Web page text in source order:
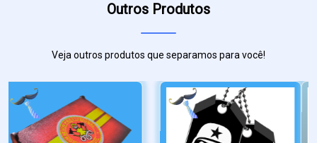
Outros Produtos
Veja outros produtos que separamos para você!